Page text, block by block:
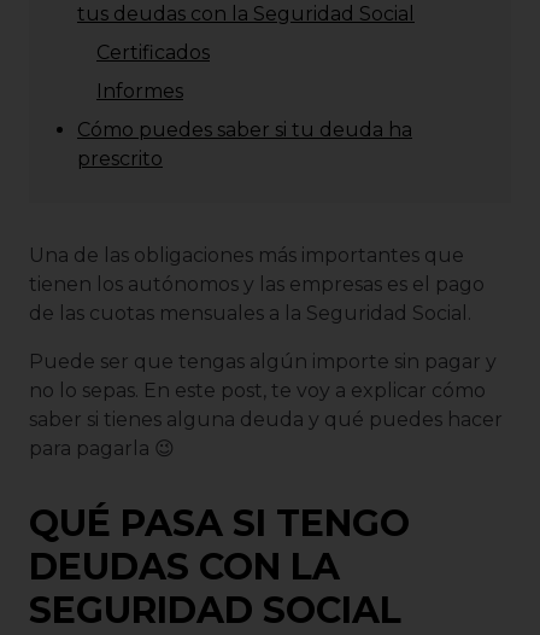
tus deudas con la Seguridad Social
Certificados
Informes
Cómo puedes saber si tu deuda ha
prescrito
Una de las obligaciones más importantes que
tienen los autónomos y las empresas es el pago
de las cuotas mensuales a la Seguridad Social.
Puede ser que tengas algún importe sin pagar y
no lo sepas. En este post, te voy a explicar cómo
saber si tienes alguna deuda y qué puedes hacer
para pagarla 😉
QUÉ PASA SI TENGO
DEUDAS CON LA
SEGURIDAD SOCIAL